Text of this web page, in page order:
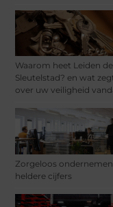
Waarom heet Leiden de
Sleutelstad? en wat
over uw veiligheid
Zorgeloos
heldere cijfers